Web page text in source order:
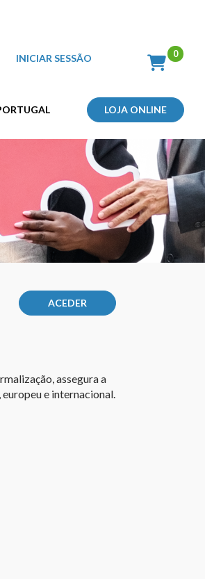
INICIAR SESSÃO
LOJA ONLINE
ACEDER
assegura a
e internacional.